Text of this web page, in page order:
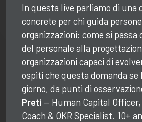
In questa live parliamo di una
concrete per chi guida
organizzazioni: come si passa
del personale alla
organizzazioni capaci di
ospiti che questa domanda se
giorno, da punti di
Preti — Human Capital
Coach & OKR Specialist. 10+